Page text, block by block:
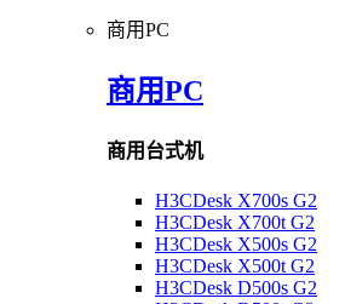
商用PC
商用PC
商用台式机
H3CDesk X700s G2
H3CDesk X700t G2
H3CDesk X500s G2
H3CDesk X500t G2
H3CDesk D500s G2